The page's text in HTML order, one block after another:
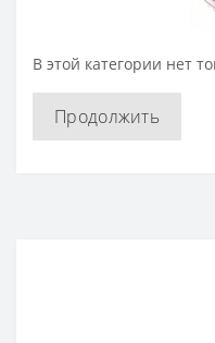
В этой категории нет
Продолжить